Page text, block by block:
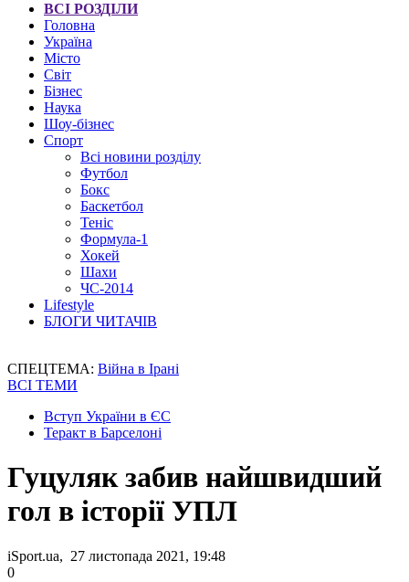
ВСІ РОЗДІЛИ
Головна
Україна
Місто
Світ
Бізнес
Наука
Шоу-бізнес
Спорт
Всі новини розділу
Футбол
Бокс
Баскетбол
Теніс
Формула-1
Хокей
Шахи
ЧС-2014
Lifestyle
БЛОГИ ЧИТАЧІВ
СПЕЦТЕМА: Війна в Ірані
ВСІ ТЕМИ
Вступ України в ЄС
Теракт в Барселоні
Гуцуляк забив найшвидший
гол в історії УПЛ
iSport.ua, 27 листопада 2021, 19:48
0